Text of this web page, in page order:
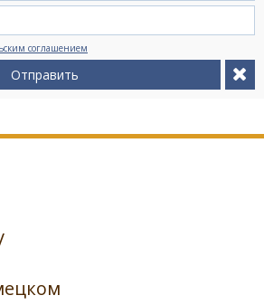
соглашением
Отправить